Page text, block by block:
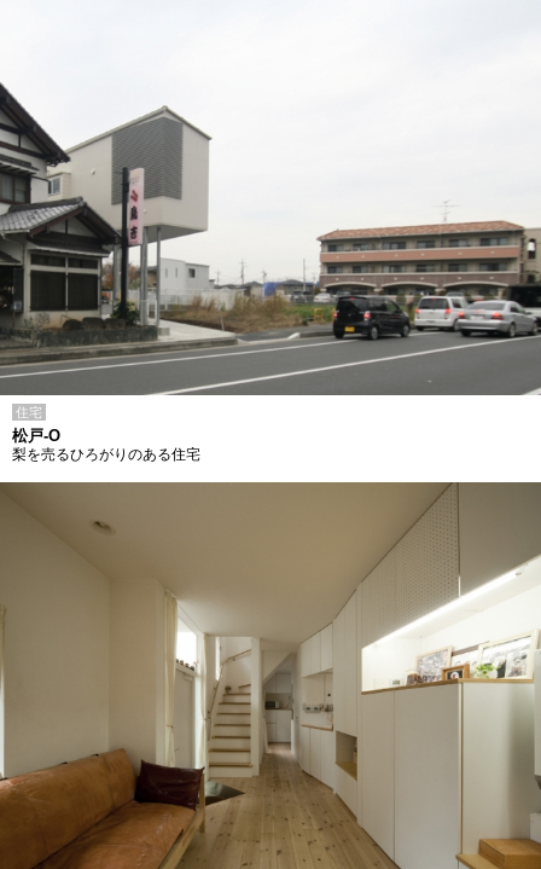
住宅
松戸-O
梨を売るひろがりのある住宅